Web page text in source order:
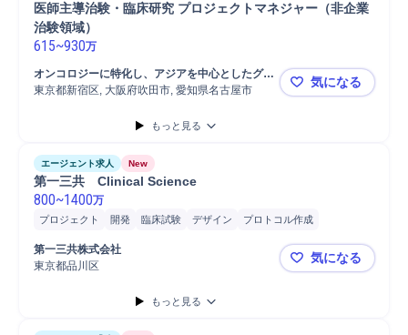
医師主導治験・臨床研究 プロジェクトマネジャー（非企業
治験領域）
615~930万
オンコロジーに特化し、アジアを中心としたグロ
ーバル展開を進めている優良CRO企業
東京都新宿区, 大阪府吹田市, 愛知県名古屋市 医師主導治
気になる
もっと見る
エージェント求人 New
第一三共　Clinical Science
800~1400万
プロジェクト 開発 臨床試験 デザイン プロトコル作成
第一三共株式会社
東京都品川区
第一三共
気になる
もっと見る